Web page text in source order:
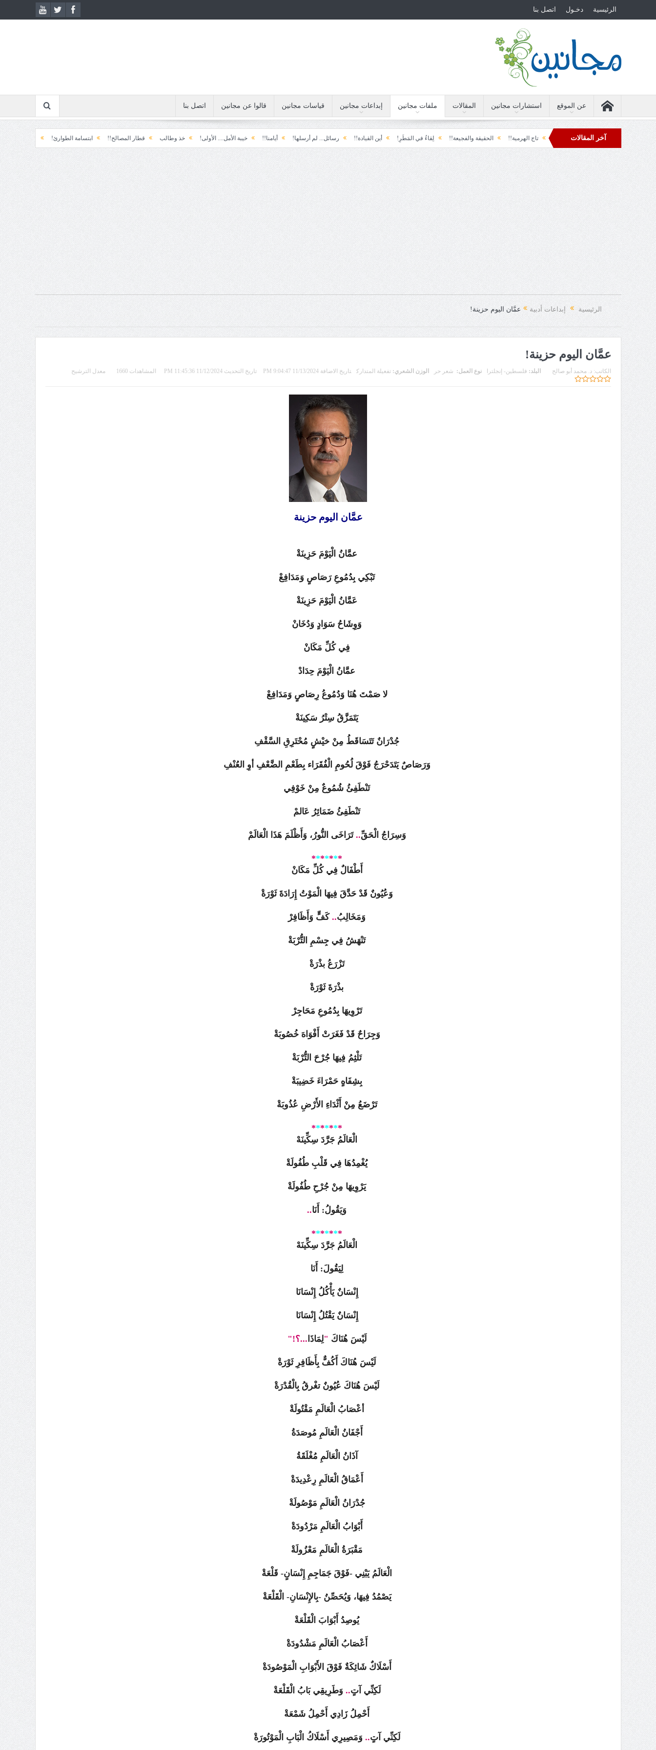
الرئيسية دخـول اتصل بنا
عن الموقع استشارات مجانين المقالات ملفات مجانين إبداعات مجانين قياسات مجانين قالوا عن مجانين اتصل بنا
آخر المقالات لحظة نشوة!! سياسة!! تاج الهرمية!! الحقيقة والفجيعة!! لِقاءُ في المَطَرِ! أين القيادة!! رسائل... لم أرسلها! أيامنا!! خيبة الأمل.... الأولى! خذ وطالب قطار المصالح!! ابتسامة الطوارئ! المكوّن وما يعنيه!! آخر
الفرح المفاجئ!
الرئيسية إبداعات أدبية عمَّان اليوم حزينة!
عمَّان اليوم حزينة!
الكاتب:د. محمد أبو صالح البلد: فلسطين- إنجلترا نوع العمل: شعر حر الوزن الشعري:تفعيلة المتدارك تاريخ الاضافة 11/13/2024 9:04:47 PM تاريخ التحديث 11/12/2024 11:45:36 PM المشاهدات 1660 معدل الترشيح
عمَّان اليوم حزينة
عمَّانُ الْيَوْمَ حَزِينَةْ
تَبْكِي بِدُمُوعِ رَصَاصٍ وَمَدَافِعْ
عَمَّانُ الْيَوْمَ حَزِينَةْ
وَوِشَاحُ سَوَادٍ وَدُخَانْ
فِي كُلِّ مَكَانْ
عمَّانُ الْيَوْمَ حِدَادْ
لا صَمْتَ هُنَا وَدُمُوعُ رِصَاصٍ وَمَدَافِعْ
يَتَمَزَّقُ سِتْرُ سَكِينَةْ
جُدْرَانٌ تَتَسَاقَطُ مِنْ خيْشٍ مُحْتَرِقِ السَّقْفِ
وَرَصَاصٌ يَتَدَحْرَجُ فَوْقَ لُحُومِ الْفُقَرَاء بِطَعْمِ الضَّعْفِ أوِ العُنْفِ
تَنْطَفِئُ شُمُوعٌ مِنْ خَوْفِي
تَنْطَفِئُ ضَمَائِرُ عَالمْ
وَسِرَاجُ الْحَقِّ.. تَرَاخَى النُّورُ، وَأَظْلَمَ هَذَا الْعَالَمْ
*
*
*
*
*
*
*
أَطْفَالٌ فِي كُلِّ مَكَانْ
وَعُيُونٌ قَدْ حَدَّقَ فِيهَا الْمَوْتُ إِرَادَةَ ثَوْرَةْ
وَمَخَالِبُ.. كَفٍّ وَأَظَافِرْ
تَنْهَشُ فِي جِسْمِ التُّرْبَةْ
تَزْرَعُ بذْرَةْ
بذْرَةَ ثَوْرَةْ
تَرْوِيهَا بِدُمُوعِ مَحَاجِرْ
وَجِرَاحٌ قَدْ فَغَرَتْ أَفْوَاهَ خُصُوبَةْ
تَلْثِمُ فِيهَا جُرْحَ التُّرْبَةْ
بِشِفَاهٍ حَمْرَاءَ خَضِيبَةْ
تَرْضَعُ مِنْ أَثْدَاءِ الأَرْضِ عُذُوبَةْ
*
*
*
*
*
*
*
الْعَالَمُ جَرَّدَ سِكِّينَهْ
يُغْمِدُهَا فِي قَلْبِ طُفُولَةْ
يَرْوِيهَا مِنْ جُرْحِ طُفُولَةْ
وَيَقُولُ: أَنَا..
*
*
*
*
*
*
*
الْعَالَمُ جَرَّدَ سِكِّينَهْ
لِيَقُولَ: أَنَا
إِنْسَانٌ يَأْكُلُ إِنْسَانَا
إِنْسَانٌ يَقْتُلُ إِنْسَانَا
لَيْسَ هُنَاكَ "لِمَاذَا ...؟!"
لَيْسَ هُنَاكَ أَكُفٌّ بِأَظَافِرِ ثَوْرَةْ
لَيْسَ هُنَاكَ عُيُونٌ تغْرقُ بِالْقُدْرَةْ
أعْصَابُ الْعَالَمِ مَقْتُولَةْ
أَجْفَانُ الْعَالَمِ مُوصَدَةُ
آذَانُ الْعَالَمِ مُغْلَقَةُ
أَعْمَاقُ الْعَالَمِ رِعْدِيدَةْ
جُدْرَانُ الْعَالَمِ مَوْصُولَةْ
أَبْوَابُ الْعَالَمِ مَرْدُودَةْ
مَقْبَرَةُ الْعَالَمِ مَعْزُولَةْ
الْعَالَمُ يَبْنِي -فَوْقَ جَمَاجِمِ إِنْسَانٍ- قَلْعَةْ
يَصْمُدُ فِيهَا، وَيُحَصِّنُ -بِالإِنْسَانِ- الْقَلْعَةْ
يُوصِدُ أَبْوَابَ الْقَلْعَةْ
أَعْصَابُ الْعَالَمِ مَشْدُودَةْ
أَسْلَاكٌ شَائِكَةٌ فَوْقَ الأَبْوَابِ الْمَوْصُودَةْ
لَكِنِّي آتٍ.. وَطَرِيقِي بَابُ الْقَلْعَةْ
أَحْمِلُ زَادِي أَحْمِلُ شَمْعَةْ
لَكِنِّي آتٍ.. وَمَصِيرِي أَسْلَاكُ الْبَابِ الْمَوْتُورَةْ